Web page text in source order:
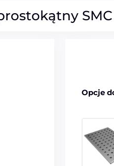
SMC
Opcje